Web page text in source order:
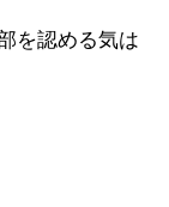
を認める気は